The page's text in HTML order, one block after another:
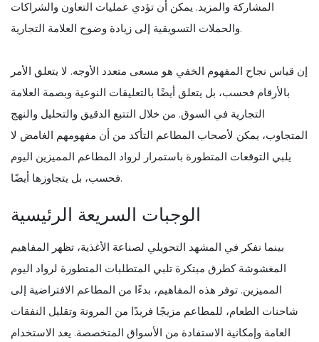
المشاركة والمزيد. يمكن أن تؤدي عمليات التعاون والشراكات
والحملات التسويقية إلى زيادة وضوح العلامة التجارية.
إن قياس نجاح المفهوم الخفي هو مسعى متعدد الأوجه. لا يتعلق الأمر
بالأرقام فحسب، بل يتعلق أيضًا بالتعليقات النوعية وبصمة العلامة
التجارية في السوق. من خلال التتبع الدقيق والتحليل والنهج
المتجاوب، يمكن لأصحاب المطاعم التأكد من أن مفهومهم الغامض لا
يلبي التوقعات المتطورة باستمرار لرواد المطاعم المميزين اليوم
فحسب، بل يتجاوزها أيضًا.
الوجبات السريعة الرئيسية
بينما نفكر في المشهد التحويلي لصناعة الأغذية، تظهر المفاهيم
المغشوشة كطرق مبتكرة تلبي المتطلبات المتطورة لرواد اليوم
المميزين. توفر هذه المفاهيم، بدءًا من المطاعم الافتراضية إلى
شاحنات الطعام، للمطاعم مزيجًا فريدًا من المرونة وتقليل النفقات
العامة وإمكانية الاستفادة من الأسواق المتخصصة. يعد الاستخدام